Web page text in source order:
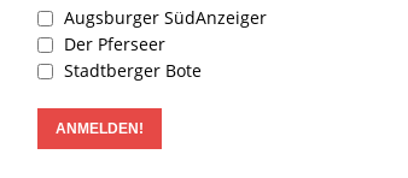
Augsburger SüdAnzeiger
Der Pferseer
Stadtberger Bote